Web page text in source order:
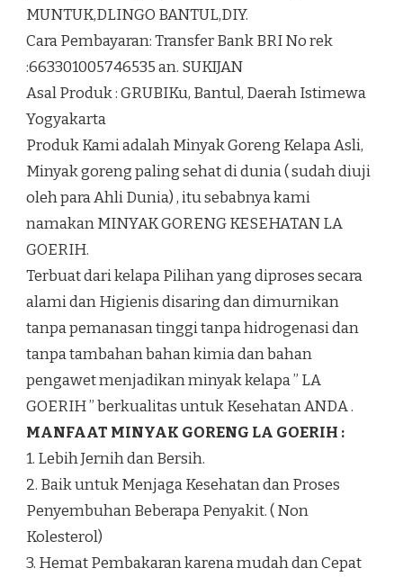
MUNTUK,DLINGO BANTUL,DIY.
Cara Pembayaran: Transfer Bank BRI No rek
:663301005746535 an. SUKIJAN
Asal Produk : GRUBIKu, Bantul, Daerah Istimewa
Yogyakarta
Produk Kami adalah Minyak Goreng Kelapa Asli,
Minyak goreng paling sehat di dunia ( sudah diuji
oleh para Ahli Dunia) , itu sebabnya kami
namakan MINYAK GORENG KESEHATAN LA
GOERIH.
Terbuat dari kelapa Pilihan yang diproses secara
alami dan Higienis disaring dan dimurnikan
tanpa pemanasan tinggi tanpa hidrogenasi dan
tanpa tambahan bahan kimia dan bahan
pengawet menjadikan minyak kelapa ” LA
GOERIH ” berkualitas untuk Kesehatan ANDA .
MANFAAT MINYAK GORENG LA GOERIH :
1. Lebih Jernih dan Bersih.
2. Baik untuk Menjaga Kesehatan dan Proses
Penyembuhan Beberapa Penyakit. ( Non
Kolesterol)
3. Hemat Pembakaran karena mudah dan Cepat